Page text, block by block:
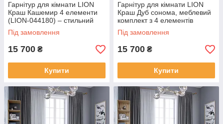
Гарнітур для кімнати LION
Краш Кашемир 4 елементи
(LION-044180) – стильний
набір меблів
Під замовлення
15 700 ₴
Купити
Гарнітур для кімнати LION
Краш Дуб сонома, меблевий
комплект з 4 елементів
(LION-044182)
Під замовлення
15 700 ₴
Купити